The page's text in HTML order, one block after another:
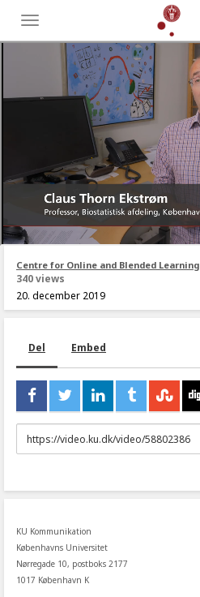
Toggle
menu
Centre for Online and Blended Learning
340 views
20. december 2019
Del Embed
URL
to
KU Kommunikation
Københavns Universitet
Nørregade 10, postboks 2177
1017 København K